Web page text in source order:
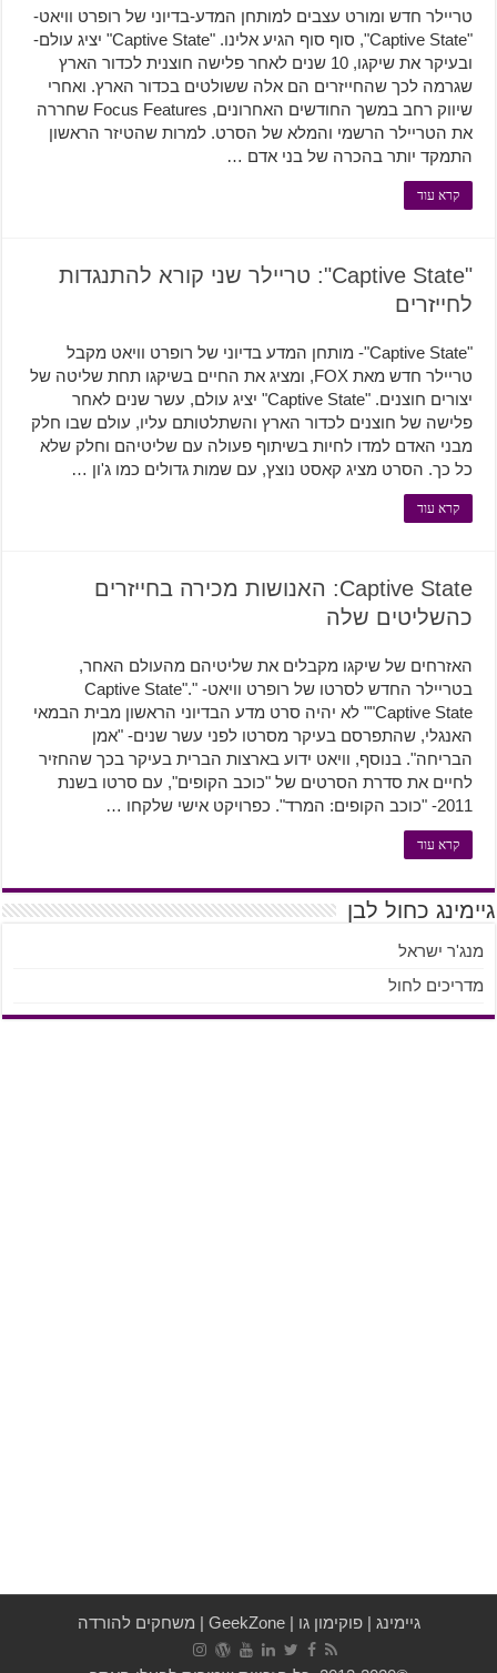
טריילר חדש ומורט עצבים למותחן המדע-בדיוני של רופרט וויאט-
"Captive State", סוף סוף הגיע אלינו. "Captive State" יציג עולם-
ובעיקר את שיקגו, 10 שנים לאחר פלישה חוצנית לכדור הארץ
שגרמה לכך שהחייזרים הם אלה ששולטים בכדור הארץ. ואחרי
שיווק רחב במשך החודשים האחרונים, Focus Features שחררה
את הטריילר הרשמי והמלא של הסרט. למרות שהטיזר הראשון
התמקד יותר בהכרה של בני אדם …
קרא עוד
"Captive State": טריילר שני קורא להתנגדות
לחייזרים
"Captive State"- מותחן המדע בדיוני של רופרט וויאט מקבל
טריילר חדש מאת FOX, ומציג את החיים בשיקגו תחת שליטה של
יצורים חוצנים. "Captive State" יציג עולם, עשר שנים לאחר
פלישה של חוצנים לכדור הארץ והשתלטותם עליו, עולם שבו חלק
מבני האדם למדו לחיות בשיתוף פעולה עם שליטיהם וחלק שלא
כל כך. הסרט מציג קאסט נוצץ, עם שמות גדולים כמו ג'ון …
קרא עוד
Captive State: האנושות מכירה בחייזרים
כהשליטים שלה
האזרחים של שיקגו מקבלים את שליטיהם מהעולם האחר,
בטריילר החדש לסרטו של רופרט וויאט- "Captive State".
"Captive State" לא יהיה סרט מדע הבדיוני הראשון מבית הבמאי
האנגלי, שהתפרסם בעיקר מסרטו לפני עשר שנים- "אמן
הבריחה". בנוסף, וויאט ידוע בארצות הברית בעיקר בכך שהחזיר
לחיים את סדרת הסרטים של "כוכב הקופים", עם סרטו בשנת
2011- "כוכב הקופים: המרד". כפרויקט אישי שלקחו …
קרא עוד
גיימינג כחול לבן
מנג'ר ישראל
מדריכים לחול
גיימינג |פוקימון גו |
GeekZone
| משחקים להורדה